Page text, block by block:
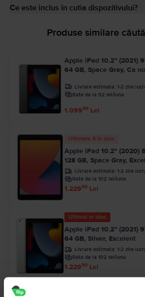
Ce este inclus în cutia dispozitivului?
Produse similare
Apple iPad 10.2” (2021)
64 GB, Space Gray, Ca
Livrare estimata: 1-2 zile
Rate de la 92 lei/luna
1.09999 Lei
Ultimele 4 in stoc
Apple iPad 10.2" (2020)
128 GB, Space Gray,
Livrare estimata: 1-2 zile
Rate de la 102 lei/luna
1.22999 Lei
Ultimul în stoc
Apple iPad 10.2” (2021)
64 GB, Silver, Excelent
Livrare estimata: 1-2 zile
Rate de la 102 lei/luna
1.22999 Lei